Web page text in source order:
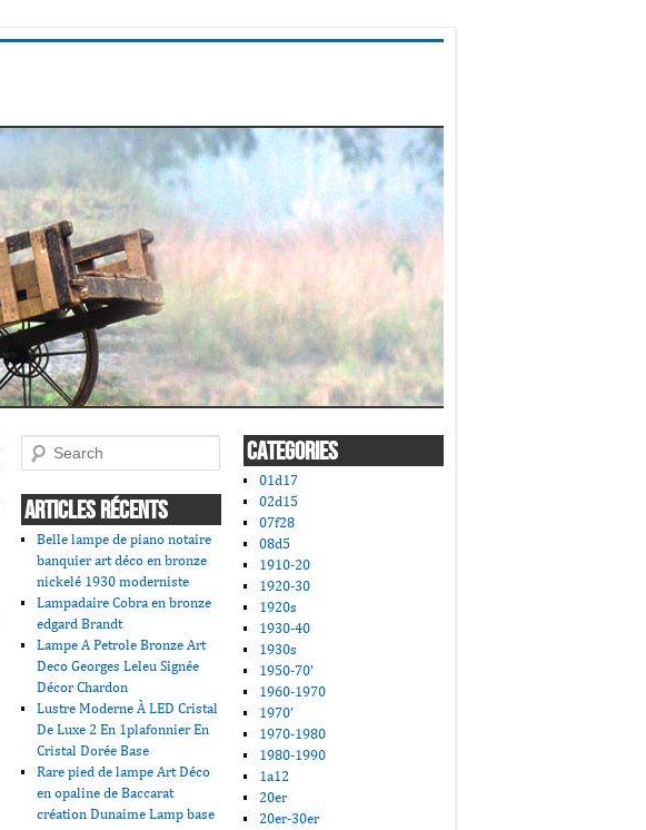
Search
ARTICLES RÉCENTS
Belle lampe de piano notaire
banquier art déco en bronze
nickelé 1930 moderniste
Lampadaire Cobra en bronze
edgard Brandt
Lampe A Petrole Bronze Art
Deco Georges Leleu Signée
Décor Chardon
Lustre Moderne À LED Cristal
De Luxe 2 En 1plafonnier En
Cristal Dorée Base
Rare pied de lampe Art Déco
en opaline de Baccarat
création Dunaime Lamp base
CATEGORIES
01d17
02d15
07f28
08d5
1910-20
1920-30
1920s
1930-40
1930s
1950-70'
1960-1970
1970'
1970-1980
1980-1990
1a12
20er
20er-30er